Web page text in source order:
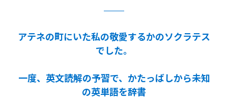
アテネの町にいた私の敬愛するかのソクラテス
でした。
一度、英文読解の予習で、かたっばしから未知
の英単語を辞書